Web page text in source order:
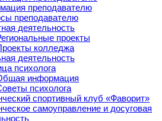
преподавателю
преподавателю
деятельность
проекты
колледжа
деятельность
психолога
информация
психолога
спортивный клуб «Фаворит»
самоуправление и досуговая